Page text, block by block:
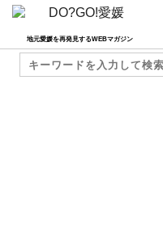
地元愛媛を再発見するWEBマガジン